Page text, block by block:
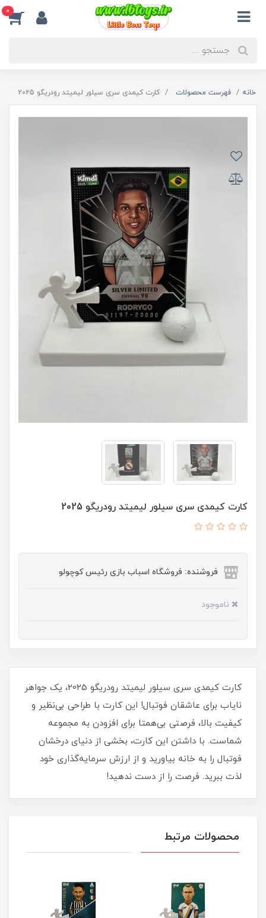
0
خانه فهرست محصولات کارت کیمدی سری سیلور لیمیتد رودریگو 2025
کارت کیمدی سری سیلور لیمیتد رودریگو 2025
فروشنده: فروشگاه اسباب بازی رئیس کوچولو
ناموجود
کارت کیمدی سری سیلور لیمیتد رودریگو 2025، یک جواهر
نایاب برای عاشقان فوتبال! این کارت با طراحی بی‌نظیر و
کیفیت بالا، فرصتی بی‌همتا برای افزودن به مجموعه
شماست. با داشتن این کارت، بخشی از دنیای درخشان
فوتبال را به خانه بیاورید و از ارزش سرمایه‌گذاری خود
لذت ببرید. فرصت را از دست ندهید!
محصولات مرتبط